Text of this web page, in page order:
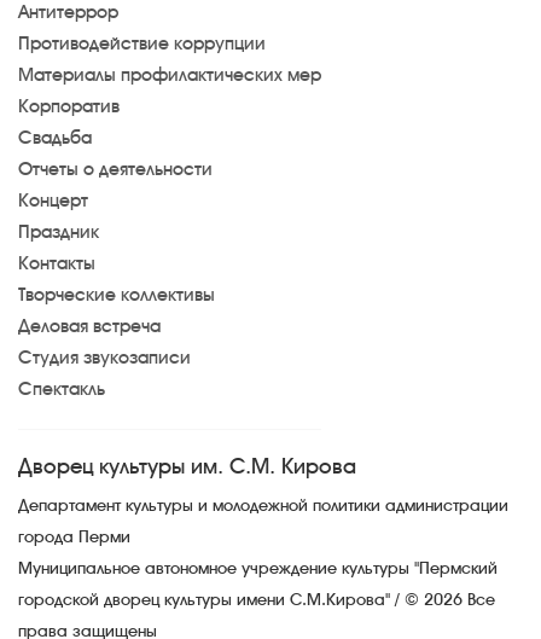
Антитеррор
Противодействие коррупции
Материалы профилактических мер
Корпоратив
Свадьба
Отчеты о деятельности
Концерт
Праздник
Контакты
Творческие коллективы
Деловая встреча
Студия звукозаписи
Спектакль
Дворец культуры им. С.М. Кирова
Департамент культуры и молодежной политики администрации
города Перми
Муниципальное автономное учреждение культуры "Пермский
городской дворец культуры имени С.М.Кирова" / © 2026 Все
права защищены